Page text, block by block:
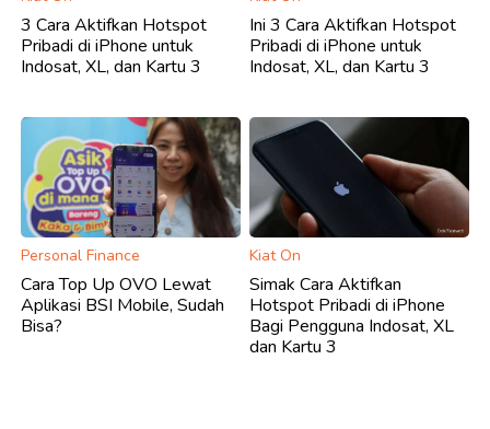
3 Cara Aktifkan Hotspot
Pribadi di iPhone untuk
Indosat, XL, dan Kartu 3
Ini 3 Cara Aktifkan Hotspot
Pribadi di iPhone untuk
Indosat, XL, dan Kartu 3
Personal Finance
Cara Top Up OVO Lewat
Aplikasi BSI Mobile, Sudah
Bisa?
Kiat On
Simak Cara Aktifkan
Hotspot Pribadi di iPhone
Bagi Pengguna Indosat, XL
dan Kartu 3